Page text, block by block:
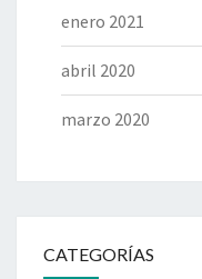
enero 2021
abril 2020
marzo 2020
CATEGORÍAS